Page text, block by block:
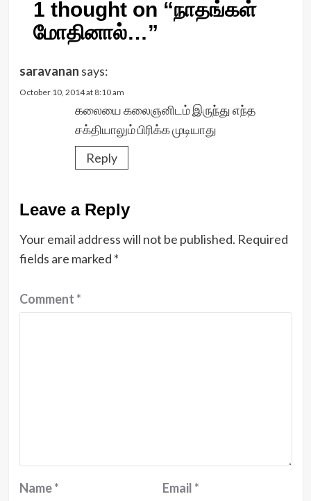
1 thought on “நாதங்கள்
மோதினால்…”
saravanan says:
October 10, 2014 at 8:10 am
கலையை கலைஞனிடம் இருந்து எந்த
சக்தியாலும் பிரிக்க முடியாது
Reply
Leave a Reply
Your email address will not be published. Required
fields are marked *
Comment*
Name* Email*